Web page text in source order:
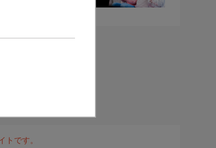
トです。